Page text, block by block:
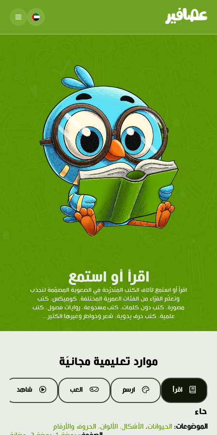
اقرأ أو استمع
اقرأ أو استمع لآلاف الكتب المتدرّحة في الصعوبة المصمّمة لتجذب
وتعلّم القرّاء من الفئات العمرية المختلفة. كوميكس، كتب
مصورة، كتب دون كلمات، كتب مسجوعة، روايات فصول، كتب
علمية، كتب حرف يدوية، شعر وخواطر وغيرها الكثير...
موارد تعليمية مجانيّة
اقرأ ارسم العب شاهد
حاء
الموضوعات: الحيوانات، الأشكال، الألوان، الحروف والأرقام